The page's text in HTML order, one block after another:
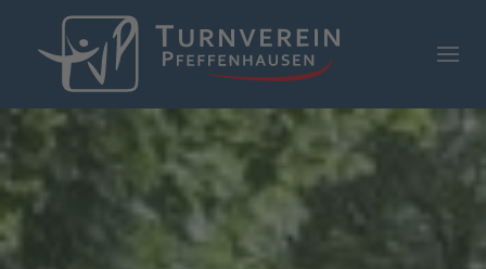
Zum Hauptinhalt springen